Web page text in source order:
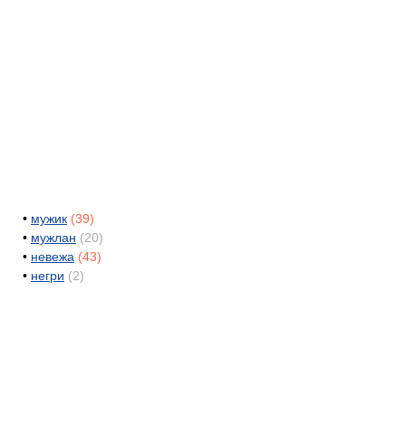
• мужик (39)
• мужлан (20)
• невежа (43)
• негри (2)